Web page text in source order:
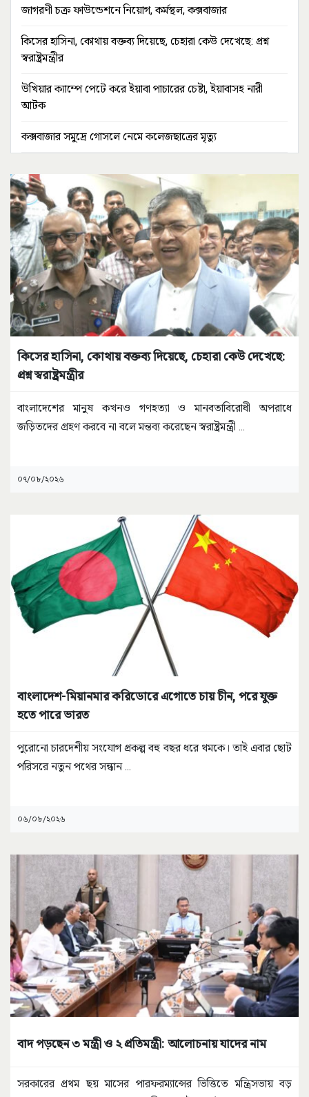
জাগরণী চক্র ফাউন্ডেশনে নিয়োগ, কর্মস্থল, কক্সবাজার
কিসের হাসিনা, কোথায় বক্তব্য দিয়েছে, চেহারা কেউ দেখেছে: প্রশ্ন
স্বরাষ্ট্রমন্ত্রীর
উখিয়ার ক্যাম্পে পেটে করে ইয়াবা পাচারের চেষ্টা, ইয়াবাসহ নারী
আটক
কক্সবাজার সমুদ্রে গোসলে নেমে কলেজছাত্রের মৃত্যু
কিসের হাসিনা, কোথায় বক্তব্য দিয়েছে, চেহারা কেউ দেখেছে:
প্রশ্ন স্বরাষ্ট্রমন্ত্রীর
বাংলাদেশের মানুষ কখনও গণহত্যা ও মানবতাবিরোধী অপরাধে
জড়িতদের গ্রহণ করবে না বলে মন্তব্য করেছেন স্বরাষ্ট্রমন্ত্রী ...
০৭/০৮/২০২৬
বাংলাদেশ-মিয়ানমার করিডোরে এগোতে চায় চীন, পরে যুক্ত
হতে পারে ভারত
পুরোনো চারদেশীয় সংযোগ প্রকল্প বহু বছর ধরে থমকে। তাই এবার ছোট
পরিসরে নতুন পথের সন্ধান...
০৬/০৮/২০২৬
বাদ পড়ছেন ৩ মন্ত্রী ও ২ প্রতিমন্ত্রী: আলোচনায় যাদের নাম
সরকারের প্রথম ছয় মাসের পারফরম্যান্সের ভিত্তিতে মন্ত্রিসভায় বড়